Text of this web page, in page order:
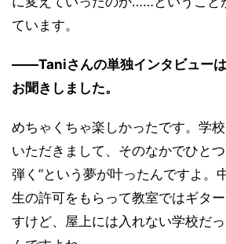
ています。
――Taniさんの単独インタビューは
お聞きしました。
めちゃくちゃ楽しかったです。学
いただきまして、そのなかでひと
弾く”という夢が叶ったんですよ。
生の許可をもらって教室ではギタ
すけど、屋上には入れない学校だ